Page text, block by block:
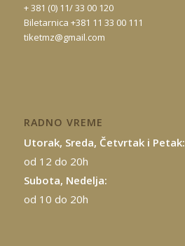
+ 381 (0) 11/ 33 00 120
Biletarnica +381 11 33 00 111
tiketmz@gmail.com
RADNO VREME
Utorak, Sreda, Četvrtak i Petak:
od 12 do 20h
Subota, Nedelja:
od 10 do 20h